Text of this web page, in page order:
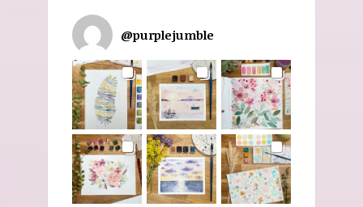
@purplejumble